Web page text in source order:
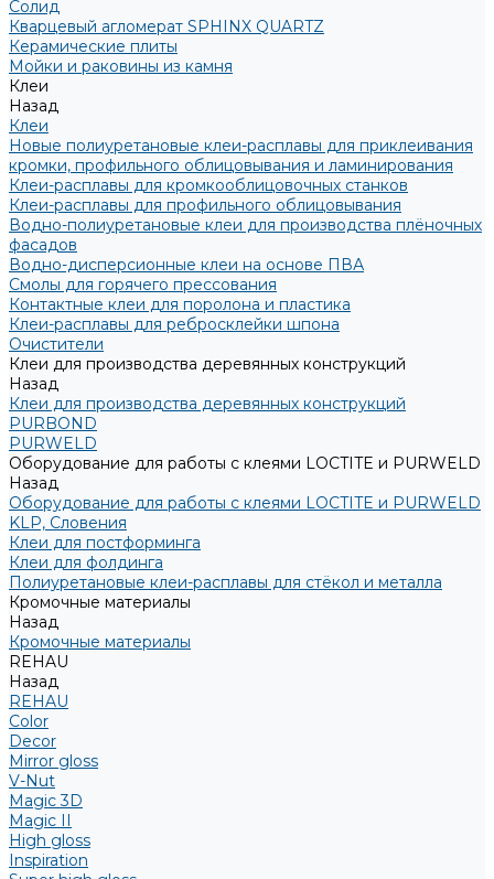
Солид
Кварцевый агломерат SPHINX QUARTZ
Керамические плиты
Мойки и раковины из камня
Клеи
Назад
Клеи
Новые полиуретановые клеи-расплавы для приклеивания
кромки, профильного облицовывания и ламинирования
Клеи-расплавы для кромкооблицовочных станков
Клеи-расплавы для профильного облицовывания
Водно-полиуретановые клеи для производства плёночных
фасадов
Водно-дисперсионные клеи на основе ПВА
Смолы для горячего прессования
Контактные клеи для поролона и пластика
Клеи-расплавы для ребросклейки шпона
Очистители
Клеи для производства деревянных конструкций
Назад
Клеи для производства деревянных конструкций
PURBOND
PURWELD
Оборудование для работы с клеями LOCTITE и PURWELD
Назад
Оборудование для работы с клеями LOCTITE и PURWELD
KLP, Словения
Клеи для постформинга
Клеи для фолдинга
Полиуретановые клеи-расплавы для стёкол и металла
Кромочные материалы
Назад
Кромочные материалы
REHAU
Назад
REHAU
Color
Decor
Mirror gloss
V-Nut
Magic 3D
Magic II
High gloss
Inspiration